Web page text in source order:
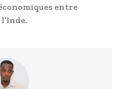
entre